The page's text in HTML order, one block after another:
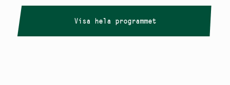
Visa hela programmet